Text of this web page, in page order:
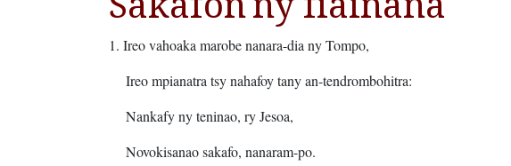
1. Ireo vahoaka marobe nanara-dia ny Tompo,
Ireo mpianatra tsy nahafoy tany an-tendrombohitra:
Nankafy ny teninao, ry Jesoa,
Novokisanao sakafo, nanaram-po.